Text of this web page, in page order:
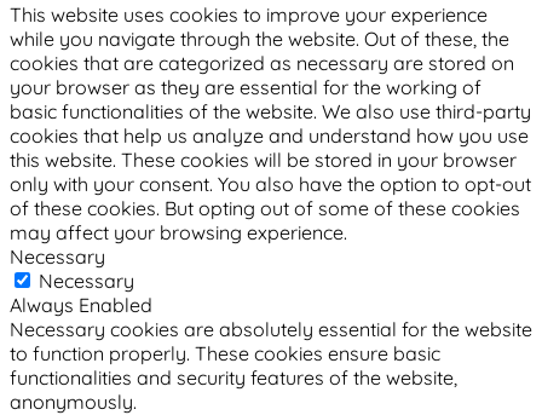
This website uses cookies to improve your experience
while you navigate through the website. Out of these, the
cookies that are categorized as necessary are stored on
your browser as they are essential for the working of
basic functionalities of the website. We also use third-party
cookies that help us analyze and understand how you use
this website. These cookies will be stored in your browser
only with your consent. You also have the option to opt-out
of these cookies. But opting out of some of these cookies
may affect your browsing experience.
Necessary
Necessary
Always Enabled
Necessary cookies are absolutely essential for the website
to function properly. These cookies ensure basic
functionalities and security features of the website,
anonymously.